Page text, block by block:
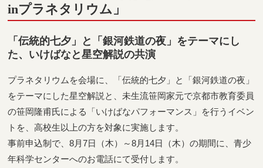
inプラネタリウム」
「伝統的七夕」と「銀河鉄道の夜」をテーマにし
た、いけばなと星空解説の共演
プラネタリウムを会場に、「伝統的七夕」と「銀河鉄道の夜」
をテーマにした星空解説と、未生流笹岡家元で京都市教育委員
の笹岡隆甫氏による「いけばなパフォーマンス」を行うイベン
トを、高校生以上の方を対象に実施します。
事前申込制で、8月7日（木）～8月14日（木）の期間に、青少
年科学センターへのお電話にて受付します。